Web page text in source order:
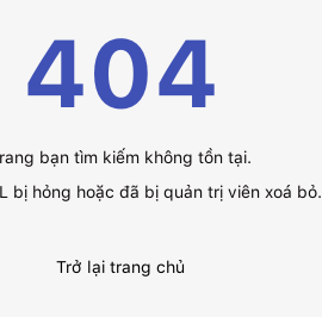
404
bạn tìm kiếm không tồn tại.
bị hỏng hoặc đã bị quản trị viên xoá bỏ.
Trở lại trang chủ